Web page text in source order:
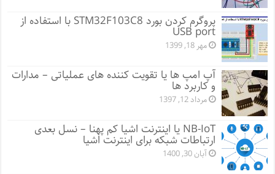
پروگرم کردن بورد STM32F103C8 با استفاده از
USB port
مهر 18, 1399
آپ امپ ها یا تقویت کننده های عملیاتی – مدارات
و کاربرد ها
مرداد 12, 1397
NB-IoT یا اینترنت اشیا کم پهنا – نسل بعدی
ارتباطات شبکه برای اینترنت اشیا
آبان 30, 1400